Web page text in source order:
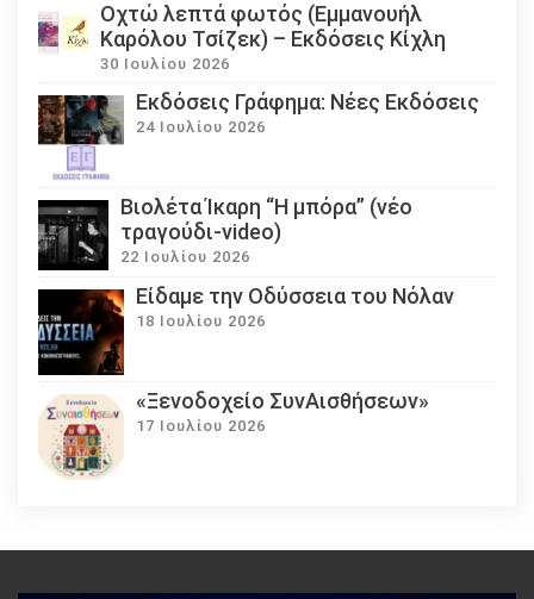
Οχτώ λεπτά φωτός (Εμμανουήλ
Καρόλου Τσίζεκ) – Εκδόσεις Κίχλη
30 Ιουλίου 2026
Εκδόσεις Γράφημα: Νέες Εκδόσεις
24 Ιουλίου 2026
Βιολέτα Ίκαρη “Η μπόρα” (νέο
τραγούδι-video)
22 Ιουλίου 2026
Eίδαμε την Οδύσσεια του Νόλαν
18 Ιουλίου 2026
«Ξενοδοχείο ΣυνΑισθήσεων»
17 Ιουλίου 2026